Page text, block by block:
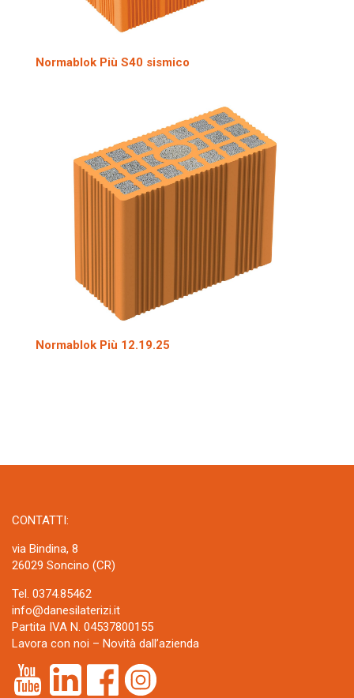
Normablok Più S40 sismico
Normablok Più 12.19.25
CONTATTI:
via Bindina, 8
26029 Soncino (CR)
Tel. 0374.85462
info@danesilaterizi.it
Partita IVA N. 04537800155
Lavora con noi – Novità dall’azienda